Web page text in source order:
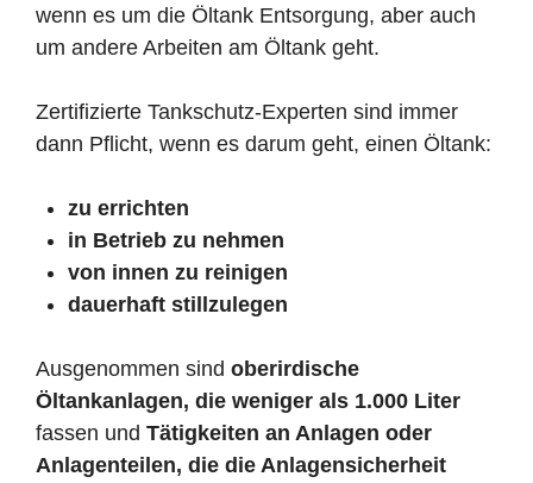
wenn es um die Öltank Entsorgung, aber auch
um andere Arbeiten am Öltank geht.
Zertifizierte Tankschutz-Experten sind immer
dann Pflicht, wenn es darum geht, einen Öltank:
zu errichten
in Betrieb zu nehmen
von innen zu reinigen
dauerhaft stillzulegen
Ausgenommen sind oberirdische
Öltankanlagen, die weniger als 1.000 Liter
fassen und Tätigkeiten an Anlagen oder
Anlagenteilen, die die Anlagensicherheit